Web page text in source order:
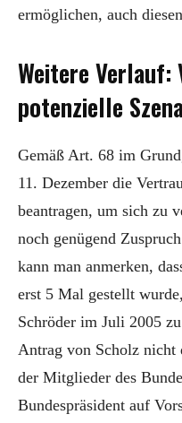
ermöglichen, auch
Weitere
potenzielle
Gemäß Art. 68 im
11. Dezember die
beantragen, um sich zu
noch genügend
kann man anmerken,
erst 5 Mal gestellt
Schröder im Juli 2005
Antrag von Scholz
der Mitglieder des
Bundespräsident auf